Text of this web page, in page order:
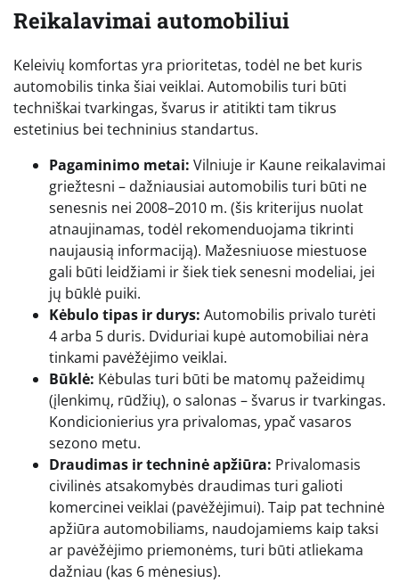
Reikalavimai automobiliui
Keleivių komfortas yra prioritetas, todėl ne bet kuris
automobilis tinka šiai veiklai. Automobilis turi būti
techniškai tvarkingas, švarus ir atitikti tam tikrus
estetinius bei techninius standartus.
Pagaminimo metai: Vilniuje ir Kaune reikalavimai
griežtesni – dažniausiai automobilis turi būti ne
senesnis nei 2008–2010 m. (šis kriterijus nuolat
atnaujinamas, todėl rekomenduojama tikrinti
naujausią informaciją). Mažesniuose miestuose
gali būti leidžiami ir šiek tiek senesni modeliai, jei
jų būklė puiki.
Kėbulo tipas ir durys: Automobilis privalo turėti
4 arba 5 duris. Dviduriai kupė automobiliai nėra
tinkami pavėžėjimo veiklai.
Būklė: Kėbulas turi būti be matomų pažeidimų
(įlenkimų, rūdžių), o salonas – švarus ir tvarkingas.
Kondicionierius yra privalomas, ypač vasaros
sezono metu.
Draudimas ir techninė apžiūra: Privalomasis
civilinės atsakomybės draudimas turi galioti
komercinei veiklai (pavėžėjimui). Taip pat techninė
apžiūra automobiliams, naudojamiems kaip taksi
ar pavėžėjimo priemonėms, turi būti atliekama
dažniau (kas 6 mėnesius).